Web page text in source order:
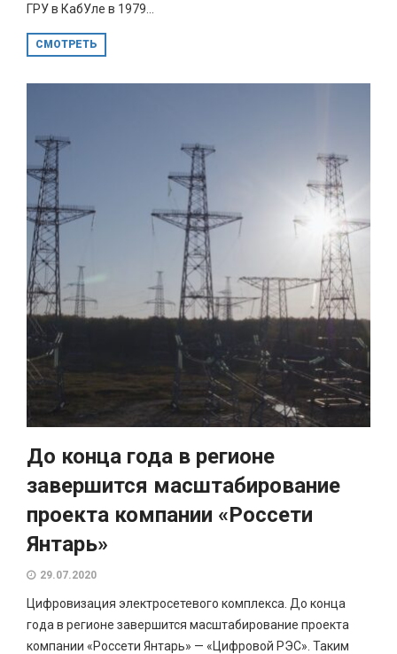
ГРУ в КабУле в 1979...
СМОТРЕТЬ
До конца года в регионе
завершится масштабирование
проекта компании «Россети
Янтарь»
29.07.2020
Цифровизация электросетевого комплекса. До конца
года в регионе завершится масштабирование проекта
компании «Россети Янтарь» — «Цифровой РЭС». Таким